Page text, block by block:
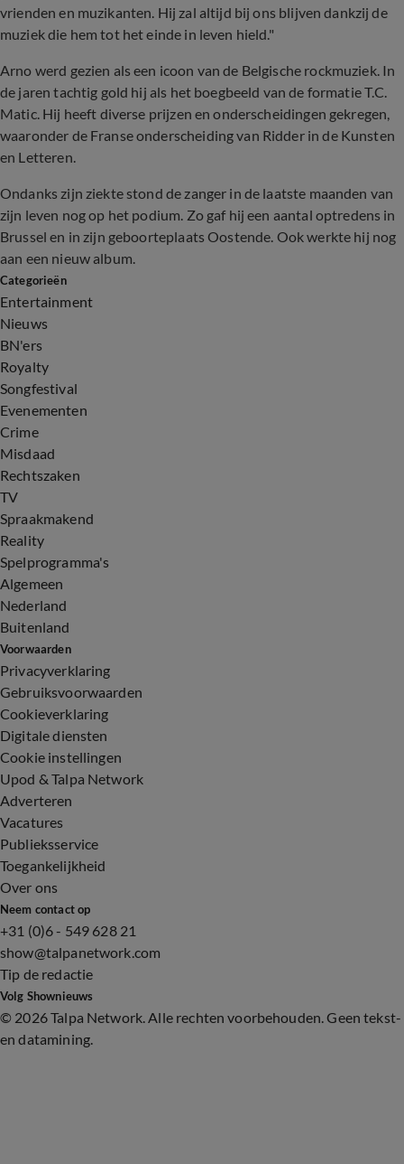
vrienden en muzikanten. Hij zal altijd bij ons blijven dankzij de
muziek die hem tot het einde in leven hield."
Arno werd gezien als een icoon van de Belgische rockmuziek. In
de jaren tachtig gold hij als het boegbeeld van de formatie T.C.
Matic. Hij heeft diverse prijzen en onderscheidingen gekregen,
waaronder de Franse onderscheiding van Ridder in de Kunsten
en Letteren.
Ondanks zijn ziekte stond de zanger in de laatste maanden van
zijn leven nog op het podium. Zo gaf hij een aantal optredens in
Brussel en in zijn geboorteplaats Oostende. Ook werkte hij nog
aan een nieuw album.
Categorieën
Entertainment
Nieuws
BN'ers
Royalty
Songfestival
Evenementen
Crime
Misdaad
Rechtszaken
TV
Spraakmakend
Reality
Spelprogramma's
Algemeen
Nederland
Buitenland
Voorwaarden
Privacyverklaring
Gebruiksvoorwaarden
Cookieverklaring
Digitale diensten
Cookie instellingen
Upod & Talpa Network
Adverteren
Vacatures
Publieksservice
Toegankelijkheid
Over ons
Neem contact op
+31 (0)6 - 549 628 21
show@talpanetwork.com
Tip de redactie
Volg Shownieuws
© 2026 Talpa Network. Alle rechten voorbehouden. Geen tekst-
en datamining.